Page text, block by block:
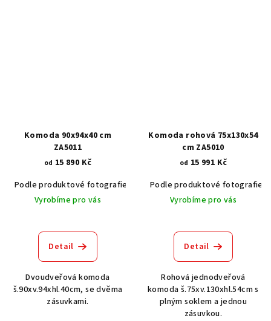
Komoda 90x94x40 cm
ZA5011
od 15 890 Kč
Podle produktové fotografie
Akát vintage BT1551
Dub světlý
Vyrobíme pro vás
Detail
Dvoudveřová komoda
š.90xv.94xhl.40cm, se dvěma
zásuvkami.
Komoda rohová 75x130x54
cm ZA5010
od 15 991 Kč
Podle produktové fotografie
Vyrobíme pro vás
Detail
Rohová jednodveřová
komoda š.75xv.130xhl.54cm s
plným soklem a jednou
zásuvkou.